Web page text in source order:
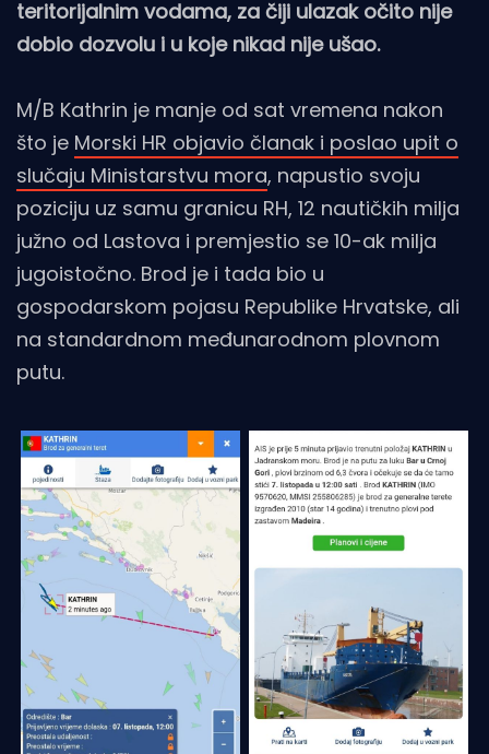
teritorijalnim vodama, za čiji ulazak očito nije
dobio dozvolu i u koje nikad nije ušao.
M/B Kathrin je manje od sat vremena nakon
što je Morski HR objavio članak i poslao upit o
slučaju Ministarstvu mora, napustio svoju
poziciju uz samu granicu RH, 12 nautičkih milja
južno od Lastova i premjestio se 10-ak milja
jugoistočno. Brod je i tada bio u
gospodarskom pojasu Republike Hrvatske, ali
na standardnom međunarodnom plovnom
putu.